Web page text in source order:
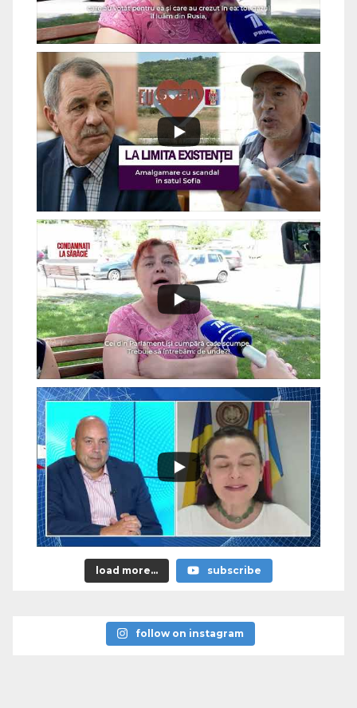
load more... subscribe
follow on instagram